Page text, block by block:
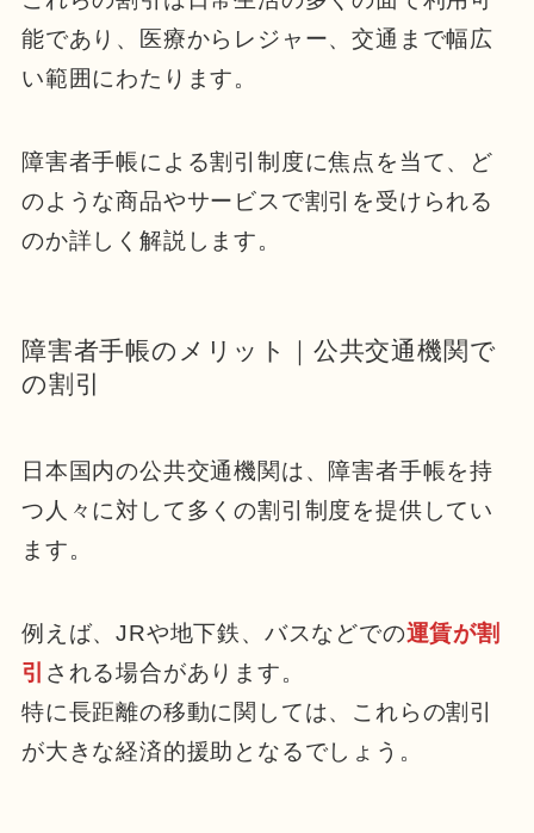
能であり、医療からレジャー、交通まで幅広
い範囲にわたります。
障害者手帳による割引制度に焦点を当て、ど
のような商品やサービスで割引を受けられる
のか詳しく解説します。
障害者手帳のメリット｜公共交通機関で
の割引
日本国内の公共交通機関は、障害者手帳を持
つ人々に対して多くの割引制度を提供してい
ます。
例えば、JRや地下鉄、バスなどでの運賃が割
引 される場合があります。
特に長距離の移動に関しては、これらの割引
が大きな経済的援助となるでしょう。